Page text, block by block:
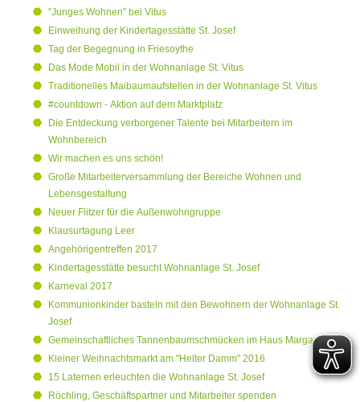
"Junges Wohnen" bei Vitus
Einweihung der Kindertagesstätte St. Josef
Tag der Begegnung in Friesoythe
Das Mode Mobil in der Wohnanlage St. Vitus
Traditionelles Maibaumaufstellen in der Wohnanlage St. Vitus
#countdown - Aktion auf dem Marktplatz
Die Entdeckung verborgener Talente bei Mitarbeitern im
Wohnbereich
Wir machen es uns schön!
Große Mitarbeiterversammlung der Bereiche Wohnen und
Lebensgestaltung
Neuer Flitzer für die Außenwohngruppe
Klausurtagung Leer
Angehörigentreffen 2017
Kindertagesstätte besucht Wohnanlage St. Josef
Karneval 2017
Kommunionkinder basteln mit den Bewohnern der Wohnanlage St.
Josef
Gemeinschaftliches Tannenbaumschmücken im Haus Margarete
Kleiner Weihnachtsmarkt am "Helter Damm" 2016
15 Laternen erleuchten die Wohnanlage St. Josef
Röchling, Geschäftspartner und Mitarbeiter spenden